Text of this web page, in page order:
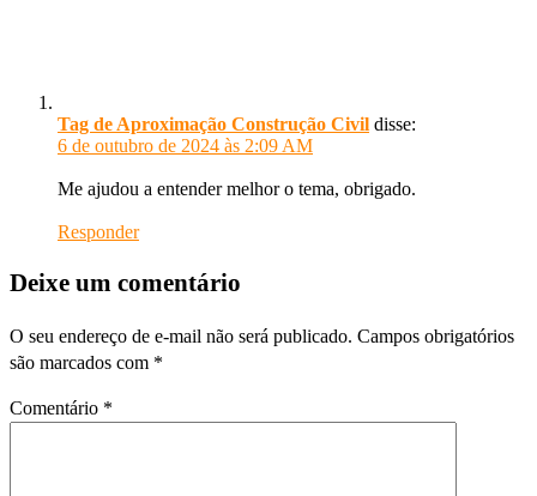
Tag de Aproximação Construção Civil disse:
6 de outubro de 2024 às 2:09 AM
Me ajudou a entender melhor o tema, obrigado.
Responder
Deixe um comentário
O seu endereço de e-mail não será publicado. Campos obrigatórios
são marcados com *
Comentário *